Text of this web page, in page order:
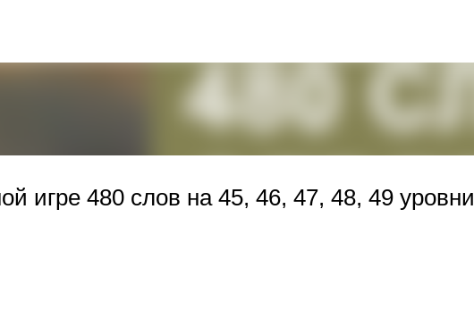
игре 480 слов на 45, 46, 47, 48, 49 уровни